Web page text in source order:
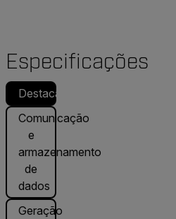
Especificações
Destacado
Comunicação
e
armazenamento
de
dados
Geração